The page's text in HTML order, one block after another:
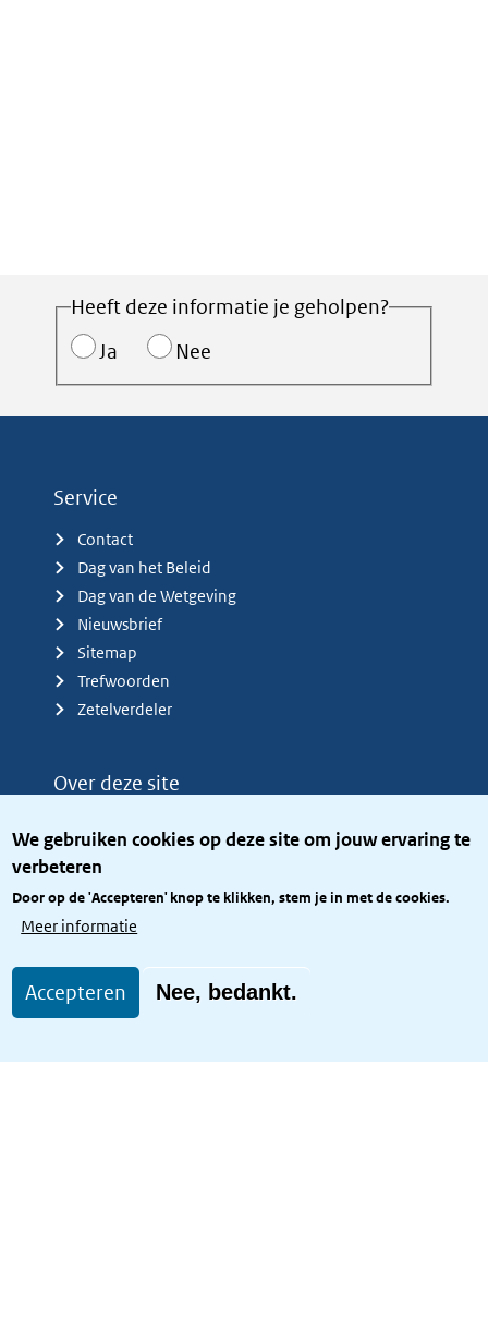
We gebruiken cookies op deze site om jouw ervaring te
verbeteren
Door op de 'Accepteren' knop te klikken, stem je in met de cookies.
Meer informatie
Accepteren Nee, bedankt.
Heeft deze informatie je geholpen?
Ja
Nee
Service
Contact
Dag van het Beleid
Dag van de Wetgeving
Nieuwsbrief
Sitemap
Trefwoorden
Zetelverdeler
Over deze site
Privacy
Toegang site openbaar
Toegankelijkheid